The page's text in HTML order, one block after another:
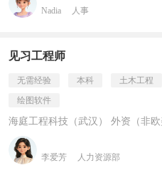
Nadia 人事
见习工程师
无需经验 本科 土木工程
绘图软件
海庭工程科技（武汉） 外资（非欧
李爱芳 人力资源部